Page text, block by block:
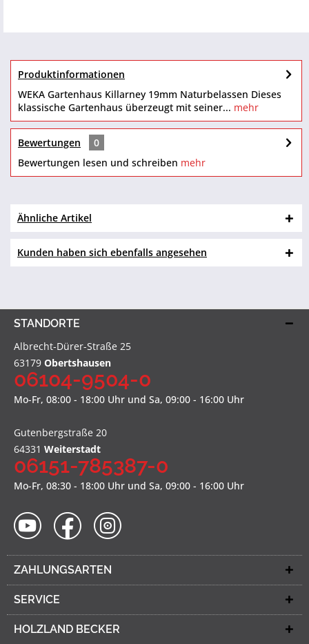
Produktinformationen
WEKA Gartenhaus Killarney 19mm Naturbelassen Dieses
klassische Gartenhaus überzeugt mit seiner... mehr
Bewertungen
0
Bewertungen lesen und schreiben mehr
Ähnliche Artikel
Kunden haben sich ebenfalls angesehen
STANDORTE
Albrecht-Dürer-Straße 25
63179 Obertshausen
06104-9504-0
Mo-Fr, 08:00 - 18:00 Uhr und Sa, 09:00 - 16:00 Uhr
Gutenbergstraße 20
64331 Weiterstadt
06151-785387-0
Mo-Fr, 08:30 - 18:00 Uhr und Sa, 09:00 - 16:00 Uhr
ZAHLUNGSARTEN
SERVICE
HOLZLAND BECKER